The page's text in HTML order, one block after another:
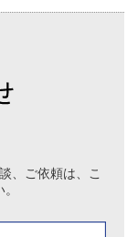
、ご依頼は、
こ